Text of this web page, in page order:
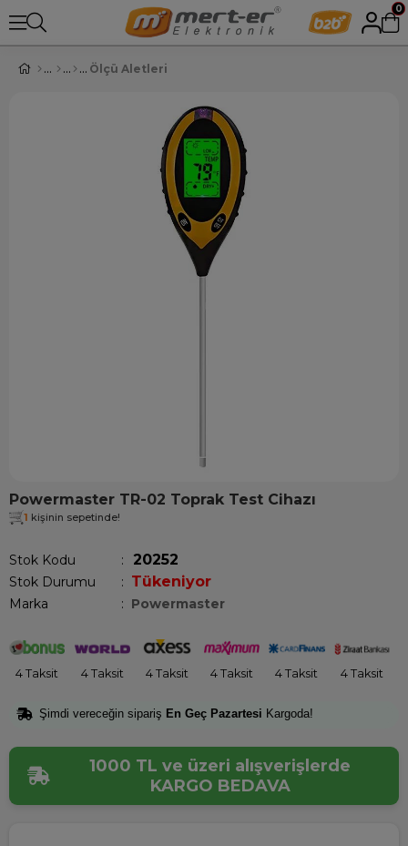
0
Ölçü Aletleri
Powermaster TR-02 Toprak Test Cihazı
1 kişinin sepetinde!
Stok Kodu 20252
Stok Durumu : Tükeniyor
Marka : Powermaster
4 Taksit 4 Taksit 4 Taksit 4 Taksit 4 Taksit 4 Taksit
Şimdi vereceğin sipariş En Geç Pazartesi Kargoda!
1000 TL ve üzeri alışverişlerde
KARGO BEDAVA